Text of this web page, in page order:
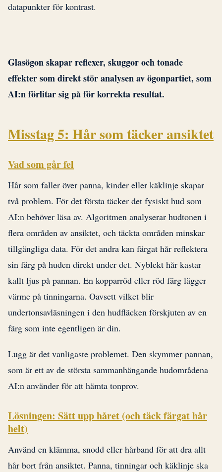
datapunkter för kontrast.
Glasögon skapar reflexer, skuggor och tonade
effekter som direkt stör analysen av ögonpartiet, som
AI:n förlitar sig på för korrekta resultat.
Misstag 5: Hår som täcker ansiktet
Vad som går fel
Hår som faller över panna, kinder eller käklinje skapar
två problem. För det första täcker det fysiskt hud som
AI:n behöver läsa av. Algoritmen analyserar hudtonen i
flera områden av ansiktet, och täckta områden minskar
tillgängliga data. För det andra kan färgat hår reflektera
sin färg på huden direkt under det. Nyblekt hår kastar
kallt ljus på pannan. En kopparröd eller röd färg lägger
värme på tinningarna. Oavsett vilket blir
undertonsavläsningen i den hudfläcken förskjuten av en
färg som inte egentligen är din.
Lugg är det vanligaste problemet. Den skymmer pannan,
som är ett av de största sammanhängande hudområdena
AI:n använder för att hämta tonprov.
Lösningen: Sätt upp håret (och täck färgat hår
helt)
Använd en klämma, snodd eller hårband för att dra allt
hår bort från ansiktet. Panna, tinningar och käklinje ska